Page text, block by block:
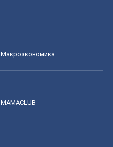
Mакроэкономика
MAMACLUB